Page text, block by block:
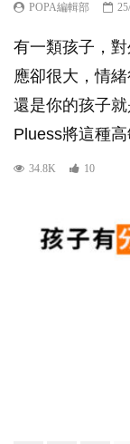
POPA編輯部
有一類孩子，
應卻很大，情
還是你的孩子
Pluess將這種
34.8K 10